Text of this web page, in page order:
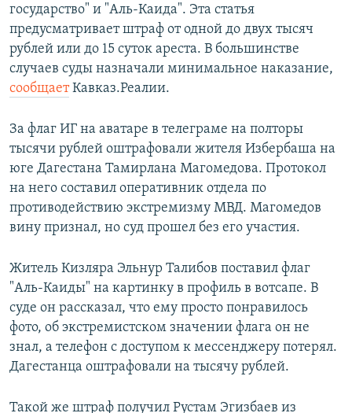
государство" и "Аль-Каида". Эта статья
предусматривает штраф от одной до двух тысяч
рублей или до 15 суток ареста. В большинстве
случаев суды назначали минимальное наказание,
сообщаетКавказ.Реалии.
За флаг ИГ на аватаре в телеграме на полторы
тысячи рублей оштрафовали жителя Избербаша на
юге Дагестана Тамирлана Магомедова. Протокол
на него составил оперативник отдела по
противодействию экстремизму МВД. Магомедов
вину признал, но суд прошел без его участия.
Житель Кизляра Эльнур Талибов поставил флаг
"Аль-Каиды" на картинку в профиль в вотсапе. В
суде он рассказал, что ему просто понравилось
фото, об экстремистском значении флага он не
знал, а телефон с доступом к мессенджеру потерял.
Дагестанца оштрафовали на тысячу рублей.
Такой же штраф получил Рустам Эгизбаев из